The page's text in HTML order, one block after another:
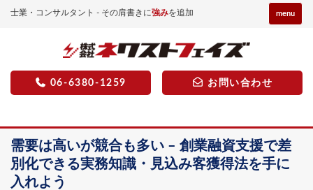
士業・コンサルタント - その肩書きに強みを追加 menu
06-6380-1259 お問い合わせ
需要は高いが競合も多い – 創業融資支援で差
別化できる実務知識・見込み客獲得法を手に
入れよう